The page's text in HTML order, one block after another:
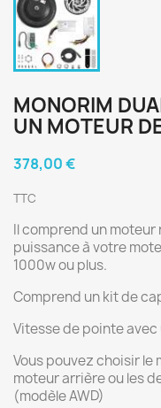
MONORIM
UN MOTEUR
378,00 €
TTC
Il comprend un
puissance à votre
1000w ou plus.
Comprend un kit de
Vitesse de pointe
Vous pouvez choisir le
moteur arrière ou les
(modèle AWD)